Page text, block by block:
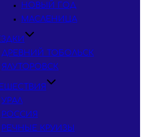
НОВЫЙ ГОД
МАСЛЕНИЦА
ДРЕВНИЙ ТОБОЛЬСК
ЯЛУТОРОВСК
УРАЛ
РОССИЯ
РЕЧНЫЕ КРУИЗЫ